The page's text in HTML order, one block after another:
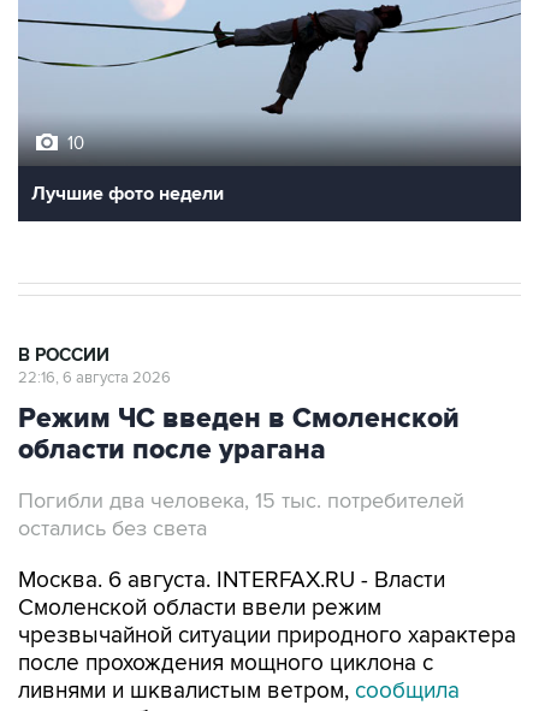
Лучшие фото недели
Режим ЧС введен в Смоленской
области после урагана
Погибли два человека, 15 тыс. потребителей
Москва. 6 августа. INTERFAX.RU - Власти
чрезвычайной ситуации природного характера
после прохождения мощного циклона с
ливнями и шквалистым ветром,сообщила
пресс-служба регионального правительства
вечером в четверг.